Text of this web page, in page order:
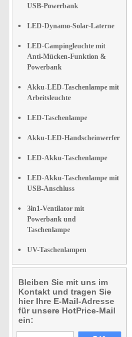
USB-Powerbank
LED-Dynamo-Solar-Laterne
LED-Campingleuchte mit
Anti-Mücken-Funktion &
Powerbank
Akku-LED-Taschenlampe mit
Arbeitsleuchte
LED-Taschenlampe
Akku-LED-Handscheinwerfer
LED-Akku-Taschenlampe
LED-Akku-Taschenlampe mit
USB-Anschluss
3in1-Ventilator mit
Powerbank und
Taschenlampe
UV-Taschenlampen
Bleiben Sie mit uns im
Kontakt und tragen Sie
hier Ihre E-Mail-Adresse
für unsere HotPrice-Mail
ein: